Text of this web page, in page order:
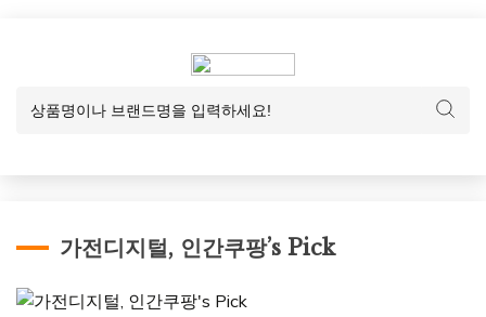
가전디지털, 인간쿠팡’s Pick